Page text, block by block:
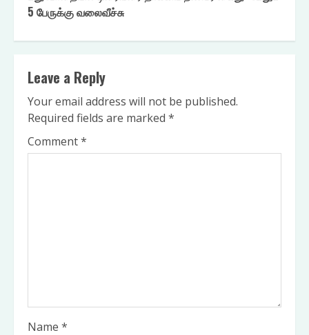
5 பேருக்கு வலைவீச்சு
Leave a Reply
Your email address will not be published.
Required fields are marked *
Comment*
Name *